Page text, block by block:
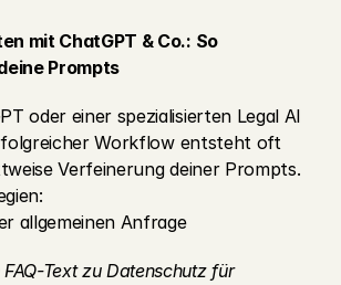
mit ChatGPT & Co.: So
Prompts
oder einer spezialisierten Legal AI
Workflow entsteht oft
Verfeinerung deiner Prompts.
allgemeinen Anfrage
FAQ-Text zu Datenschutz für